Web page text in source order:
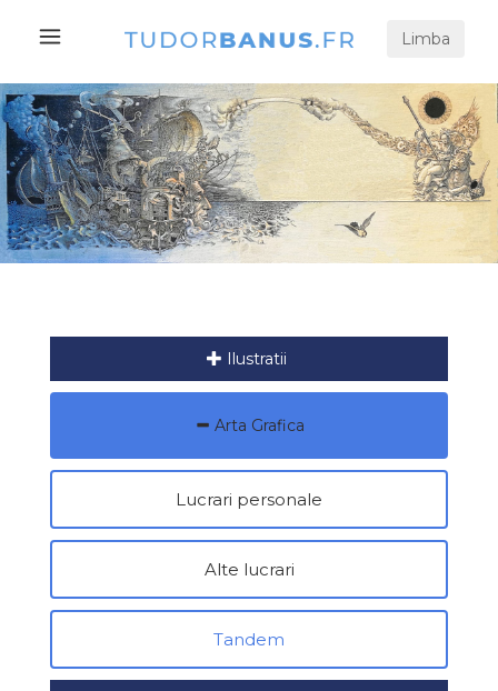
Limba
Ilustratii
Arta Grafica
Lucrari personale
Alte lucrari
Tandem